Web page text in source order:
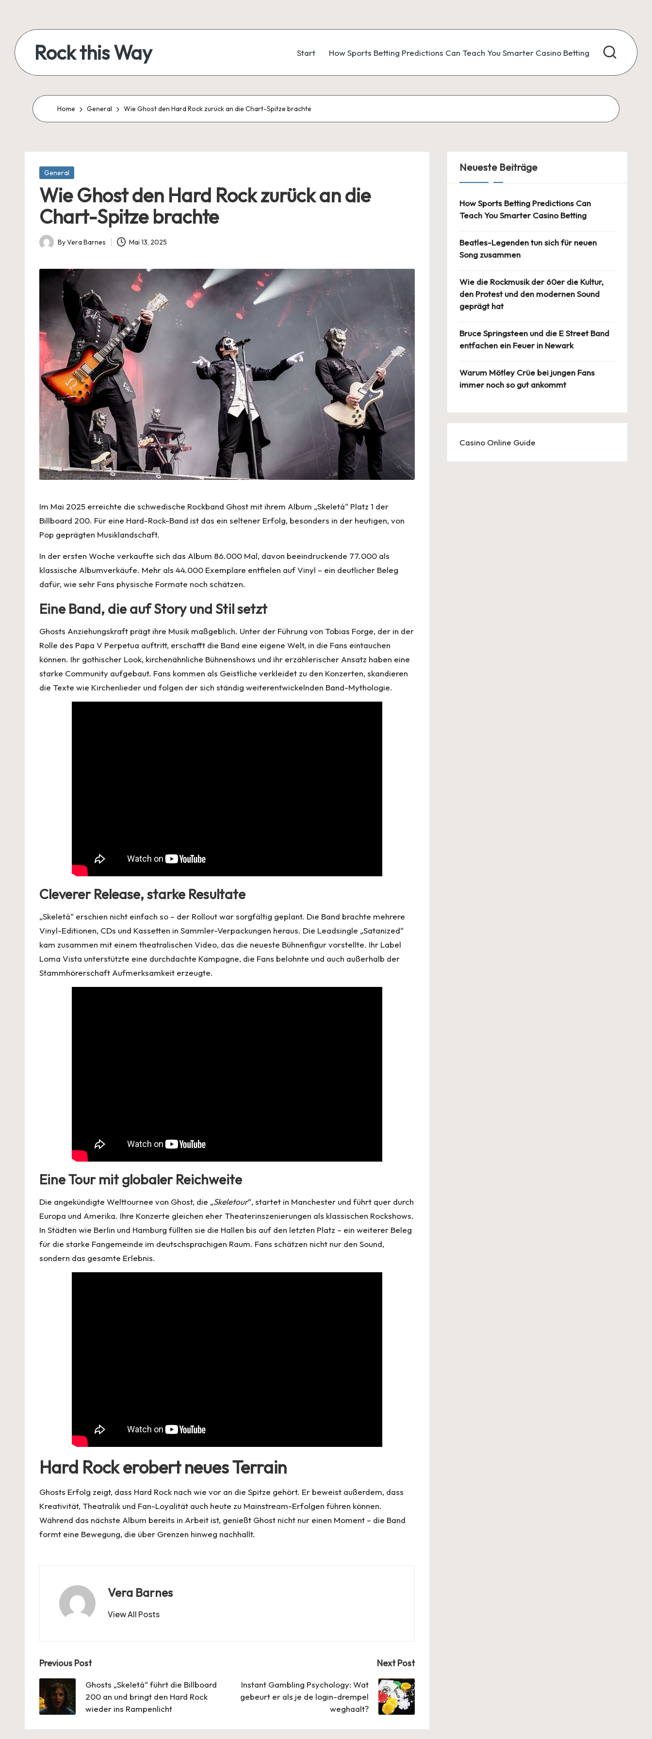
content
Rock this Way
Musik
&
Blog
echten
Rock’n’Roll
Start How Sports Betting Predictions Can Teach You Smarter Casino Betting
Home General Wie Ghost den Hard Rock zurück an die Chart-Spitze brachte
Posted
General
Wie Ghost den Hard Rock zurück an die
Chart-Spitze brachte
Posted
ByVera Barnes Mai 13, 2025
Im Mai 2025 erreichte die schwedische Rockband Ghost mit ihrem Album „Skeletá“ Platz 1 der
Billboard 200. Für eine Hard-Rock-Band ist das ein seltener Erfolg, besonders in der heutigen, von
Pop geprägten Musiklandschaft.
In der ersten Woche verkaufte sich das Album 86.000 Mal, davon beeindruckende 77.000 als
klassische Albumverkäufe. Mehr als 44.000 Exemplare entfielen auf Vinyl – ein deutlicher Beleg
dafür, wie sehr Fans physische Formate noch schätzen.
Eine Band, die auf Story und Stil setzt
Ghosts Anziehungskraft prägt ihre Musik maßgeblich. Unter der Führung von Tobias Forge, der in der
Rolle des Papa V Perpetua auftritt, erschafft die Band eine eigene Welt, in die Fans eintauchen
können. Ihr gothischer Look, kirchenähnliche Bühnenshows und ihr erzählerischer Ansatz haben eine
starke Community aufgebaut. Fans kommen als Geistliche verkleidet zu den Konzerten, skandieren
die Texte wie Kirchenlieder und folgen der sich ständig weiterentwickelnden Band-Mythologie.
Cleverer Release, starke Resultate
„Skeletá“ erschien nicht einfach so – der Rollout war sorgfältig geplant. Die Band brachte mehrere
Vinyl-Editionen, CDs und Kassetten in Sammler-Verpackungen heraus. Die Leadsingle „Satanized“
kam zusammen mit einem theatralischen Video, das die neueste Bühnenfigur vorstellte. Ihr Label
Loma Vista unterstützte eine durchdachte Kampagne, die Fans belohnte und auch außerhalb der
Stammhörerschaft Aufmerksamkeit erzeugte.
Eine Tour mit globaler Reichweite
Die angekündigte Welttournee von Ghost, die „Skeletour“, startet in Manchester und führt quer durch
Europa und Amerika. Ihre Konzerte gleichen eher Theaterinszenierungen als klassischen Rockshows.
In Städten wie Berlin und Hamburg füllten sie die Hallen bis auf den letzten Platz – ein weiterer Beleg
für die starke Fangemeinde im deutschsprachigen Raum. Fans schätzen nicht nur den Sound,
sondern das gesamte Erlebnis.
Hard Rock erobert neues Terrain
Ghosts Erfolg zeigt, dass Hard Rock nach wie vor an die Spitze gehört. Er beweist außerdem, dass
Kreativität, Theatralik und Fan-Loyalität auch heute zu Mainstream-Erfolgen führen können.
Während das nächste Album bereits in Arbeit ist, genießt Ghost nicht nur einen Moment – die Band
formt eine Bewegung, die über Grenzen hinweg nachhallt.
Vera Barnes
View All Posts
Post
navigation
Previous Post
Ghosts „Skeletá“ führt die Billboard
200 an und bringt den Hard Rock
wieder ins Rampenlicht
Next Post
Instant Gambling Psychology: Wat
gebeurt er als je de login-drempel
weghaalt?
Neueste Beiträge
How Sports Betting Predictions Can
Teach You Smarter Casino Betting
Beatles-Legenden tun sich für neuen
Song zusammen
Wie die Rockmusik der 60er die Kultur,
den Protest und den modernen Sound
geprägt hat
Bruce Springsteen und die E Street Band
entfachen ein Feuer in Newark
Warum Mötley Crüe bei jungen Fans
immer noch so gut ankommt
Casino Online Guide